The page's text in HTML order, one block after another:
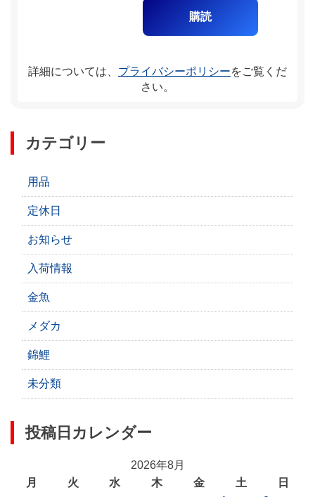
詳細については、 プライバシーポリシーをご覧くだ
さい。
カテゴリー
用品
定休日
お知らせ
入荷情報
金魚
メダカ
錦鯉
未分類
投稿日カレンダー
2026年8月
月
火 水 木 金 土
日